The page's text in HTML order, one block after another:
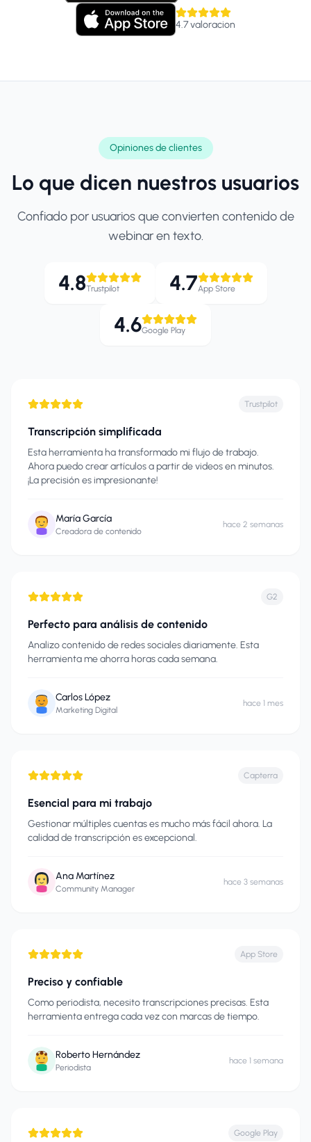
4.7valoracion
Opiniones de clientes
Lo que dicen nuestros usuarios
Confiado por usuarios que convierten contenido de
webinar en texto.
4.8Trustpilot 4.7App Store
4.6Google Play
Trustpilot
Transcripción simplificada
Esta herramienta ha transformado mi flujo de trabajo.
Ahora puedo crear artículos a partir de videos en minutos.
¡La precisión es impresionante!
María García
Creadora de contenido
hace 2 semanas
G2
Perfecto para análisis de contenido
Analizo contenido de redes sociales diariamente. Esta
herramienta me ahorra horas cada semana.
Carlos López
Marketing Digital
hace 1 mes
Capterra
Esencial para mi trabajo
Gestionar múltiples cuentas es mucho más fácil ahora. La
calidad de transcripción es excepcional.
Ana Martínez
Community Manager
hace 3 semanas
App Store
Preciso y confiable
Como periodista, necesito transcripciones precisas. Esta
herramienta entrega cada vez con marcas de tiempo.
Roberto Hernández
Periodista
hace 1 semana
Google Play